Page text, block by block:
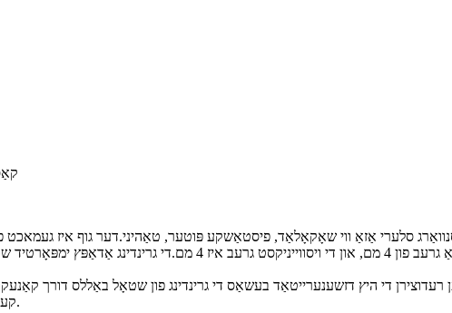
די היץ דזשענערייטאַד בעשאַס די גרינדינג פון שטאָל באַללס דורך
קענען האַלטן די קאָנסיסטענסי פון פּראָדוקט געשמאַק.